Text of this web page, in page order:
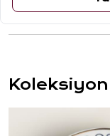
ÜRÜN YORUMLARI